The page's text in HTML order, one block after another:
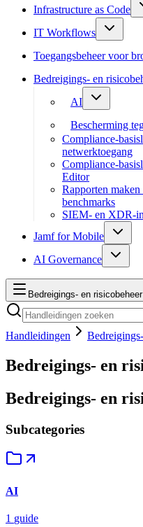
Infrastructure as Code
IT Workflows
Toegangsbeheer voor
Bedreigings- en
AI
Bescherming
Compliance-
netwerktoegang
Compliance-
Editor
Rapporten
benchmarks
SIEM- en XDR-
Jamf for Mobile
AI Governance
Bedreigings- en risicobeheer
Handleidingen
Bedreigings- en
Bedreigings- en
Subcategories
AI
1 guide